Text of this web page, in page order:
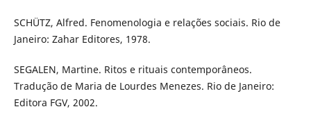
SCHÜTZ, Alfred. Fenomenologia e relações sociais. Rio de
Janeiro: Zahar Editores, 1978.
SEGALEN, Martine. Ritos e rituais contemporâneos.
Tradução de Maria de Lourdes Menezes. Rio de Janeiro:
Editora FGV, 2002.